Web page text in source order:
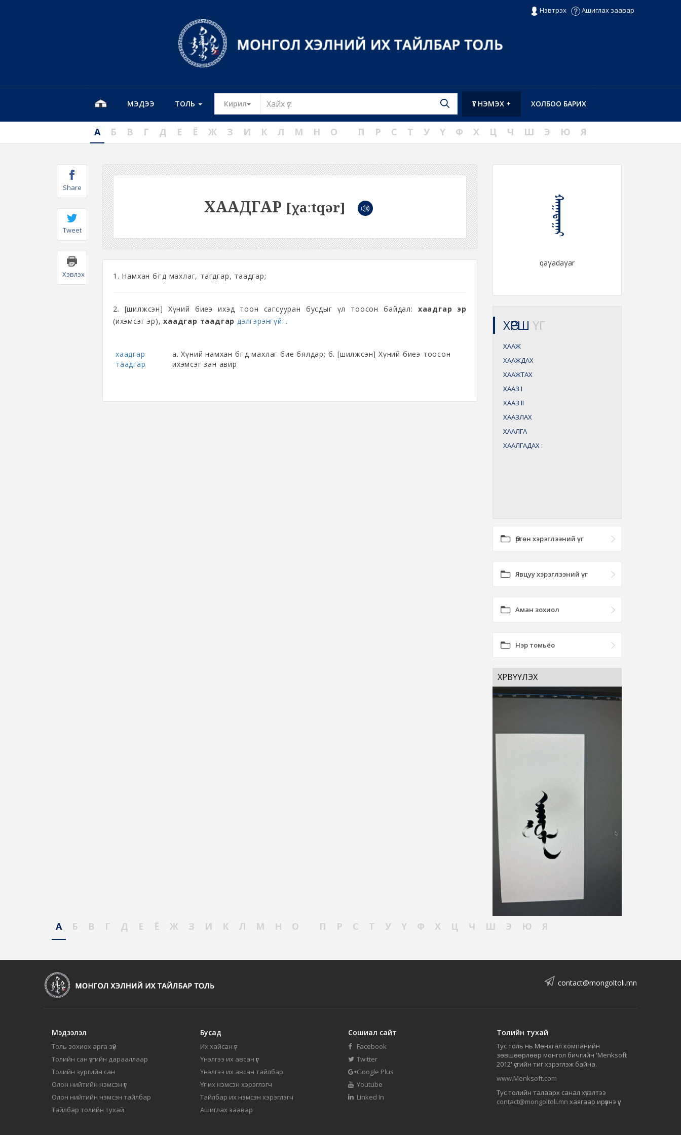
Нэвтрэх Ашиглах заавар
МЭДЭЭ ТОЛЬ Кирил Toggle Dropdown ХОЛБОО БАРИХ
ҮГ НЭМЭХ +
А Б В Г Д Е Ё Ж З И К Л М Н О П Р С Т У Ү Ф Х Ц Ч Ш Э Ю Я
Share
Tweet
Хэвлэх
ХААДГАР [χaːtqər]
1. Намхан бөгөөд махлаг, тагдгар, таадгар;
2. [шилжсэн] Хүний биеэ ихэд тоон сагсууран бусдыг үл тоосон байдал: хаадгар эр
(ихэмсэг эр),хаадгар таадгар дэлгэрэнгүй...
хаадгар
таадгар
а. Хүний намхан бөгөөд махлаг бие бялдар; б. [шилжсэн] Хүний биеэ тоосон
ихэмсэг зан авир
ᠬᠠᠭᠠᠳᠠᠭᠠᠷ
qaγadaγar
ХӨРШ ҮГ
ХААЖ
ХААЖДАХ
ХААЖТАХ
ХААЗ I
ХААЗ II
ХААЗЛАХ
ХААЛГА
ХААЛГАДАХ :
Өргөн хэрэглээний үг
Явцуу хэрэглээний үг
Аман зохиол
Нэр томьёо
ХӨРВҮҮЛЭХ
А Б В Г Д Е Ё Ж З И К Л М Н О П Р С Т У Ү Ф Х Ц Ч Ш Э Ю Я
contact@mongoltoli.mn
Мэдээлэл
Толь зохиох арга зүй
Толийн сан үсгийн дарааллаар
Толийн зургийн сан
Олон нийтийн нэмсэн үг
Олон нийтийн нэмсэн тайлбар
Тайлбар толийн тухай
Бусад
Их хайсан үг
Үнэлгээ их авсан үг
Үнэлгээ их авсан тайлбар
Үг их нэмсэн хэрэглэгч
Тайлбар их нэмсэн хэрэглэгч
Ашиглах заавар
Сошиал сайт
Facebook
Twitter
Google Plus
Youtube
Linked In
Толийн тухай
Тус толь нь Мөнхгал компанийн
зөвшөөрлөөр монгол бичгийн 'Menksoft
2012' үсгийн тиг хэрэглэж байна.
www.Menksoft.com
Тус толийн талаарх санал хүсэлтээ
contact@mongoltoli.mn хаягаар ирүүлнэ үү.